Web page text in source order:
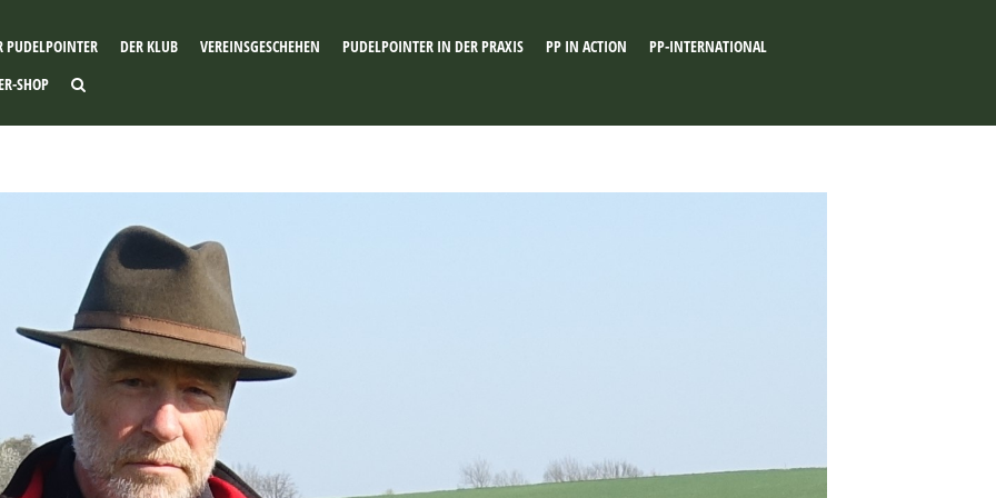
PUDELPOINTER DER KLUB VEREINSGESCHEHEN PUDELPOINTER IN DER PRAXIS PP IN ACTION
PP-INTERNATIONAL
SHOP